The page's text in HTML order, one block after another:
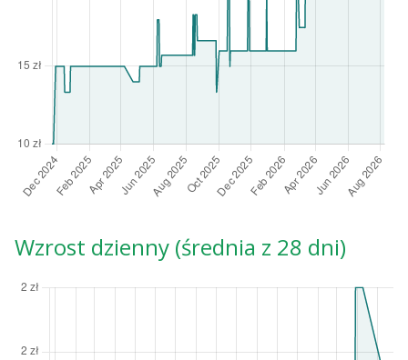
Wzrost dzienny (średnia z 28 dni)